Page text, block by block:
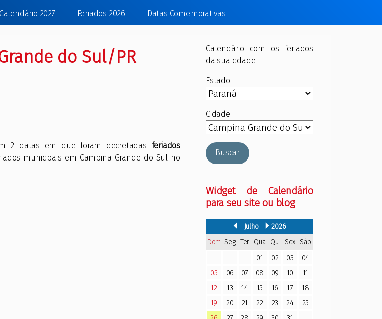
Calendário 2027 Feriados 2026 Datas Comemorativas
do Sul/PR
2 datas em que foram decretadas feriados
municipais em Campina Grande do Sul no
Calendário com os feriados
da sua cidade:
Estado:
Cidade:
Buscar
Widget de Calendário
para seu site ou blog